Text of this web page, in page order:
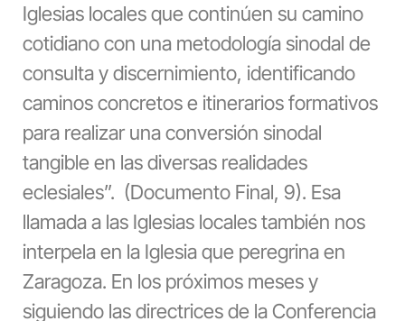
Iglesias locales que continúen su camino
cotidiano con una metodología sinodal de
consulta y discernimiento, identificando
caminos concretos e itinerarios formativos
para realizar una conversión sinodal
tangible en las diversas realidades
eclesiales”. (Documento Final, 9). Esa
llamada a las Iglesias locales también nos
interpela en la Iglesia que peregrina en
Zaragoza. En los próximos meses y
siguiendo las directrices de la Conferencia